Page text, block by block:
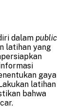
dalam public
latihan yang
gaya
latihan
bahwa